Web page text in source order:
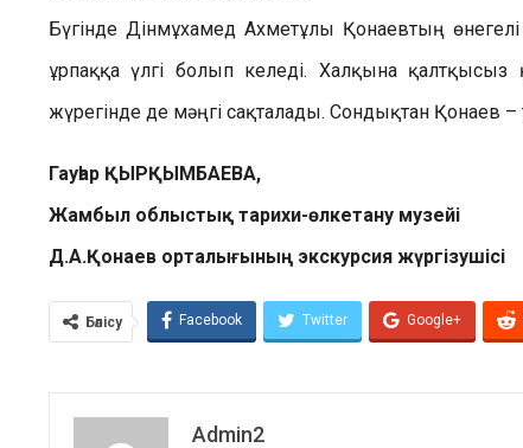
Бүгінде Дінмұхамед Ахметұлы Қонаевтың өнегелі
ұрпаққа үлгі болып келеді. Халқына қалтқысыз
жүрегінде де мәңгі сақталады. Сондықтан Қонаев –
Гауһар ҚЫРҚЫМБАЕВА,
Жамбыл облыстық тарихи-өлкетану музейі
Д.А.Қонаев орталығының экскурсия жүргізушісі
Бөлісу Facebook Twitter Google+
Admin2